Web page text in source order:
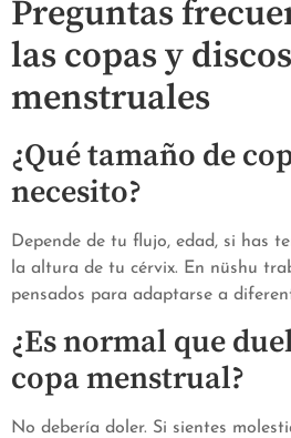
Preguntas
las copas y discos
menstruales
¿Qué tamaño de
necesito?
Depende de tu flujo, edad, si has
la altura de tu cérvix. En nüshu
pensados para adaptarse a
¿Es normal que
copa menstrual?
No debería doler. Si sientes